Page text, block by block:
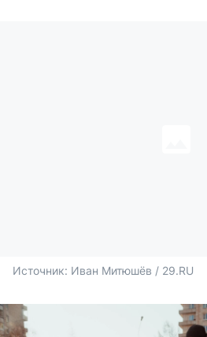
Источник: Иван Митюшёв / 29.RU